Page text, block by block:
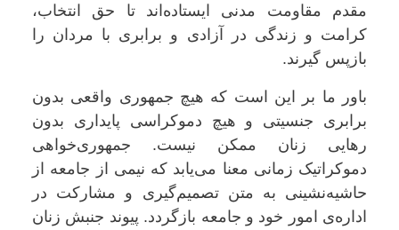
مقدم مقاومت مدنی ایستاده‌اند تا حق انتخاب،
کرامت و زندگی در آزادی و برابری با مردان را
بازپس گیرند.
باور ما بر این است که هیچ جمهوری واقعی بدون
برابری جنسیتی و هیچ دموکراسی پایداری بدون
رهایی زنان ممکن نیست. جمهوری‌خواهی
دموکراتیک زمانی معنا می‌یابد که نیمی از جامعه از
حاشیه‌نشینی به متن تصمیم‌گیری و مشارکت در
اداره‌ی امور خود و جامعه بازگردد. پیوند جنبش زنان